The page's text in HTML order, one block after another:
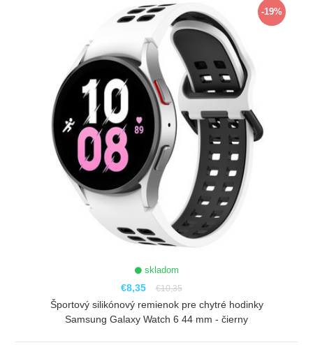
-19%
skladom
€8,35 €10,35
Športový silikónový remienok pre chytré hodinky
Samsung Galaxy Watch 6 44 mm - čierny